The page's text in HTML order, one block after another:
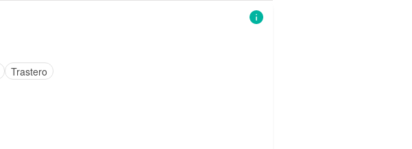
Trastero